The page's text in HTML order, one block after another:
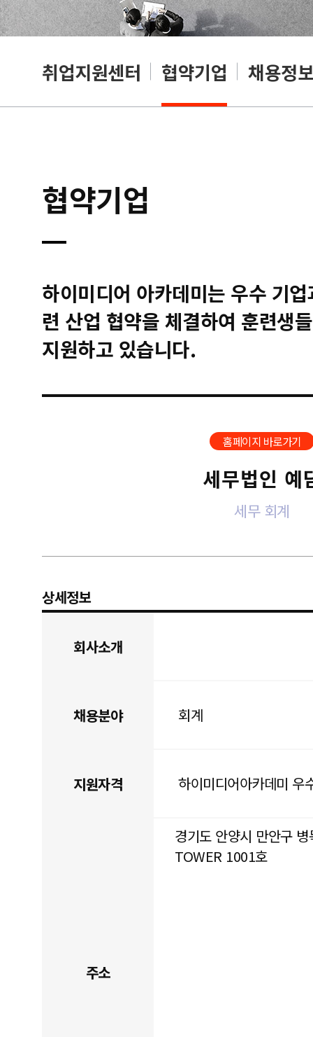
취업지원센터 협약기업 채용정보
협약기업
하이미디어 아카데미는 우수 기
련 산업 협약을 체결하여 훈련생
지원하고 있습니다.
홈페이지 바로가기
세무법인 예
세무 회계
상세정보
회사소개
채용분야 회계
지원자격 하이미디어아카데미 우
주소
경기도 안양시 만안구
TOWER 1001호